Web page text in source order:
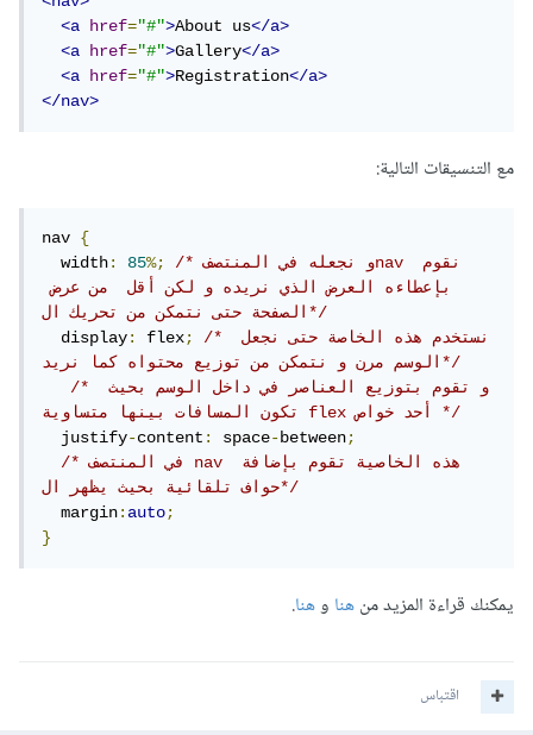
<a
href="#">About us</a>
<a
href="#">Gallery</a>
<a
href="#">Registration</a>
</nav>
مع التنسيقات التالية:
nav {
  width
: 85%;
/* و نجعله في المنتصفnav نقوم
بإعطاءه العرض الذي نريده و لكن أقل  من عرض
الصفحة حتى نتمكن من تحريك ال*/
  display
: flex;
/* نستخدم هذه الخاصة حتى نجعل
الوسم مرن و نتمكن من توزيع محتواه كما نريد*/
/* و تقوم بتوزيع العناصر في داخل الوسم بحيث
تكون المسافات بينها متساوية flex أحد خواص */
  justify
-content: space-between;
/* في المنتصف nav هذه الخاصية تقوم بإضافة
حواف تلقائية بحيث يظهر ال*/
  margin
:auto;
}
يمكنك قراءة المزيد منهناوهنا.
اقتباس